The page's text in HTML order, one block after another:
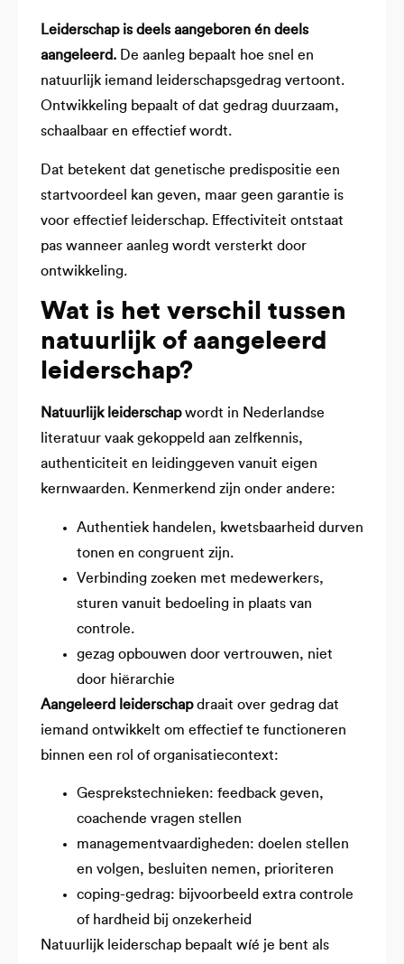
Leiderschap is deels aangeboren én deels
aangeleerd. De aanleg bepaalt hoe snel en
natuurlijk iemand leiderschapsgedrag vertoont.
Ontwikkeling bepaalt of dat gedrag duurzaam,
schaalbaar en effectief wordt.
Dat betekent dat genetische predispositie een
startvoordeel kan geven, maar geen garantie is
voor effectief leiderschap. Effectiviteit ontstaat
pas wanneer aanleg wordt versterkt door
ontwikkeling.
Wat is het verschil tussen
natuurlijk of aangeleerd
leiderschap?
Natuurlijk leiderschapwordt in Nederlandse
literatuur vaak gekoppeld aan zelfkennis,
authenticiteit en leidinggeven vanuit eigen
kernwaarden. Kenmerkend zijn onder andere:
Authentiek handelen, kwetsbaarheid durven
tonen en congruent zijn.
Verbinding zoeken met medewerkers,
sturen vanuit bedoeling in plaats van
controle.
gezag opbouwen door vertrouwen, niet
door hiërarchie
Aangeleerd leiderschapdraait over gedrag dat
iemand ontwikkelt om effectief te functioneren
binnen een rol of organisatiecontext:
Gesprekstechnieken: feedback geven,
coachende vragen stellen
managementvaardigheden: doelen stellen
en volgen, besluiten nemen, prioriteren
coping-gedrag: bijvoorbeeld extra controle
of hardheid bij onzekerheid
Natuurlijk leiderschap bepaalt wíé je bent als